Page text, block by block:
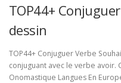
TOP44+
dessin
TOP44+ Conjuguer Verbe
conjuguant avec le verbe avoir.
Onomastique Langues En